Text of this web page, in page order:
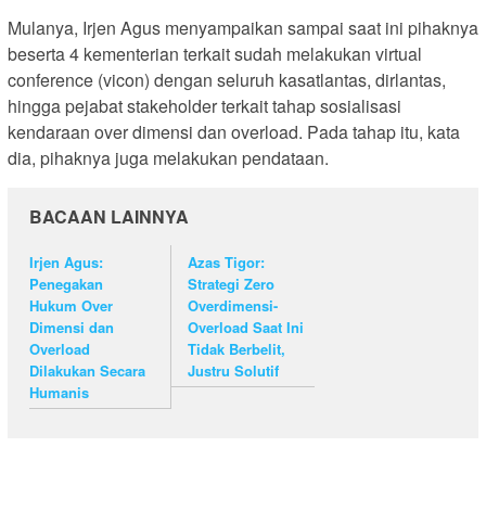
Mulanya, Irjen Agus menyampaikan sampai saat ini pihaknya
beserta 4 kementerian terkait sudah melakukan virtual
conference (vicon) dengan seluruh kasatlantas, dirlantas,
hingga pejabat stakeholder terkait tahap sosialisasi
kendaraan over dimensi dan overload. Pada tahap itu, kata
dia, pihaknya juga melakukan pendataan.
BACAAN LAINNYA
Irjen Agus:
Penegakan
Hukum Over
Dimensi dan
Overload
Dilakukan Secara
Humanis
Azas Tigor:
Strategi Zero
Overdimensi-
Overload Saat Ini
Tidak Berbelit,
Justru Solutif